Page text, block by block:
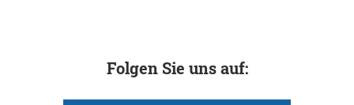
Folgen Sie uns auf: